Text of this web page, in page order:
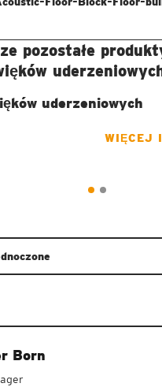
pozostałe
uderzeniowych
WIĘCEJ
Born